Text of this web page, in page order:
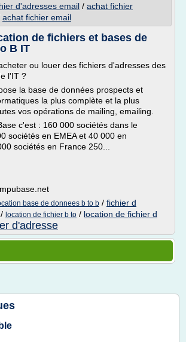
d'adresses email / achat fichier
achat fichier email
de fichiers et bases de
B IT
ou louer des fichiers d'adresses des
l'IT ?
la base de données prospects et
la plus complète et la plus
vos opérations de mailing, emailing.
c'est : 160 000 sociétés dans le
sociétés en EMEA et 40 000 en
sociétés en France 250...
base de donnees b to b / fichier d
/ location de fichier b to / location de fichier d
d'adresse